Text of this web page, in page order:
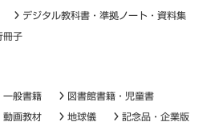
デジタル教科書・準拠ノート・資料集
冊子
一般書籍 図書館書籍・児童書
動画教材 地球儀 記念品・企業版